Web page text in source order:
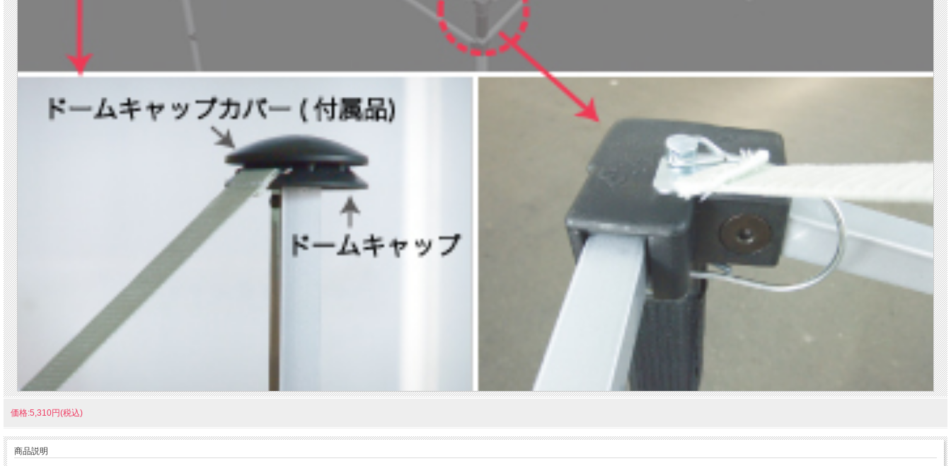
価格:5,310円(税込)
商品説明